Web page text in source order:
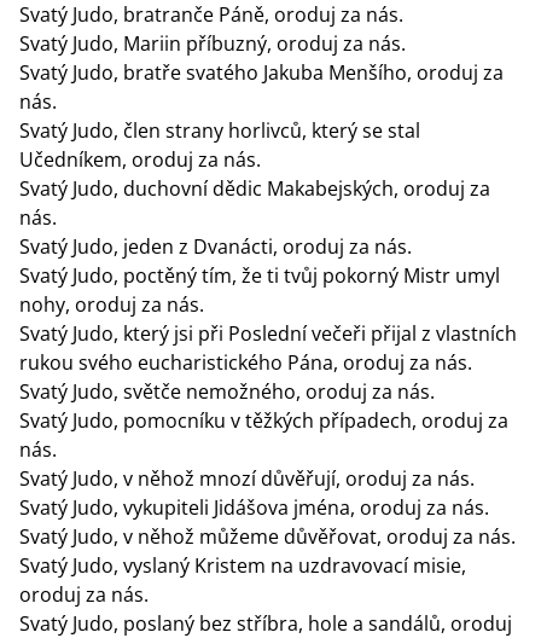
Svatý Judo, bratranče Páně, oroduj za nás.
Svatý Judo, Mariin příbuzný, oroduj za nás.
Svatý Judo, bratře svatého Jakuba Menšího, oroduj za
nás.
Svatý Judo, člen strany horlivců, který se stal
Učedníkem, oroduj za nás.
Svatý Judo, duchovní dědic Makabejských, oroduj za
nás.
Svatý Judo, jeden z Dvanácti, oroduj za nás.
Svatý Judo, poctěný tím, že ti tvůj pokorný Mistr umyl
nohy, oroduj za nás.
Svatý Judo, který jsi při Poslední večeři přijal z vlastních
rukou svého eucharistického Pána, oroduj za nás.
Svatý Judo, světče nemožného, oroduj za nás.
Svatý Judo, pomocníku v těžkých případech, oroduj za
nás.
Svatý Judo, v něhož mnozí důvěřují, oroduj za nás.
Svatý Judo, vykupiteli Jidášova jména, oroduj za nás.
Svatý Judo, v něhož můžeme důvěřovat, oroduj za nás.
Svatý Judo, vyslaný Kristem na uzdravovací misie,
oroduj za nás.
Svatý Judo, poslaný bez stříbra, hole a sandálů, oroduj